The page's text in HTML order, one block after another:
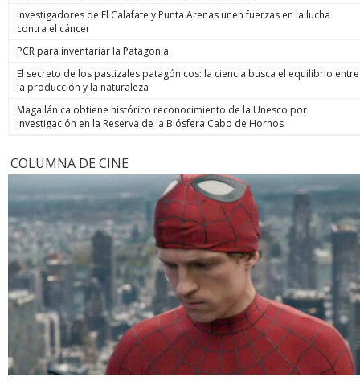
Investigadores de El Calafate y Punta Arenas unen fuerzas en la lucha
contra el cáncer
PCR para inventariar la Patagonia
El secreto de los pastizales patagónicos: la ciencia busca el equilibrio entre
la producción y la naturaleza
Magallánica obtiene histórico reconocimiento de la Unesco por
investigación en la Reserva de la Biósfera Cabo de Hornos
COLUMNA DE CINE